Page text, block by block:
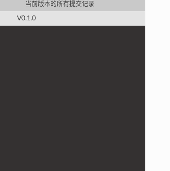
当前版本的所有提交记录
V0.1.0